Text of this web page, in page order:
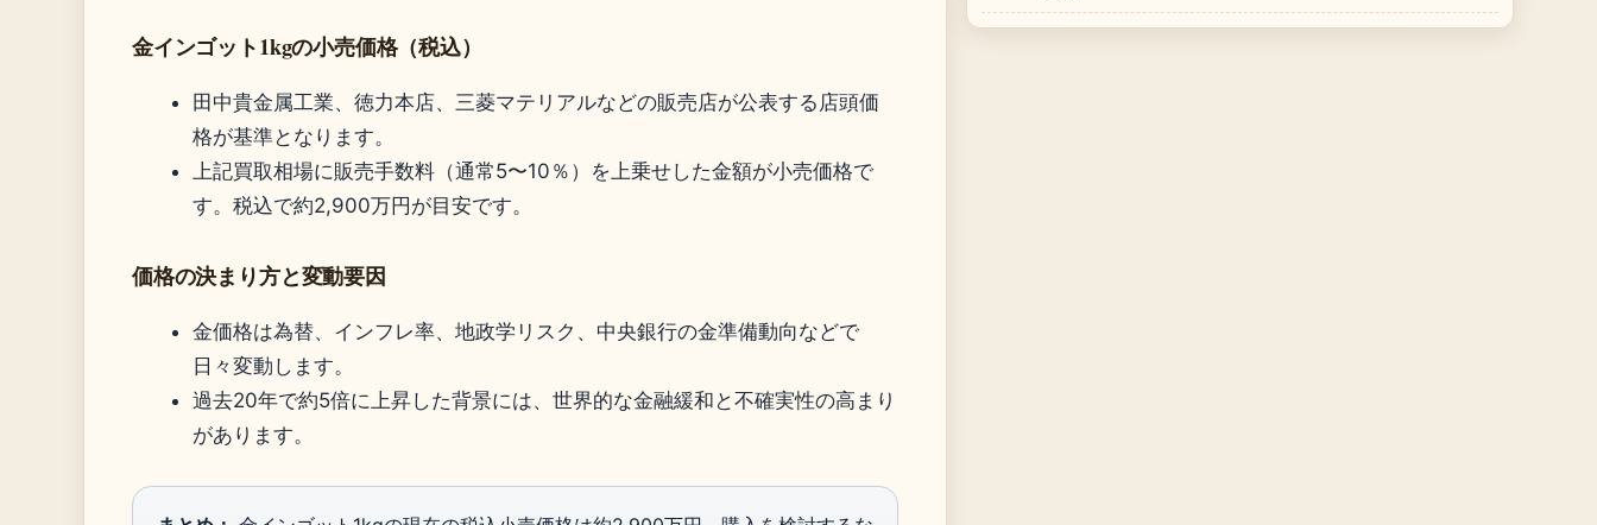
金インゴット1kgの小売価格（税込）
田中貴金属工業、徳力本店、三菱マテリアルなどの販売店が公表する店頭価
格が基準となります。
上記買取相場に販売手数料（通常5〜10％）を上乗せした金額が小売価格で
す。税込で約2,900万円が目安です。
価格の決まり方と変動要因
金価格は為替、インフレ率、地政学リスク、中央銀行の金準備動向などで
日々変動します。
過去20年で約5倍に上昇した背景には、世界的な金融緩和と不確実性の高まり
があります。